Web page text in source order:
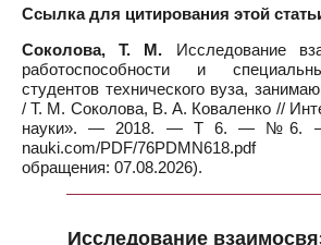
Ссылка для цитирования этой
Соколова, Т. М. Исследование
работоспособности и
студентов технического вуза,
/ Т. М. Соколова, В. А. Коваленко //
науки». — 2018. — Т 6. — №6. —
nauki.com/PDF/
обращения: 07.08.2026).
Исследование